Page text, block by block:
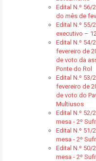
Edital N.º 56/
do mês de
Edital N.º 55/
executivo –
Edital N.º 54/
fevereiro de
de voto da
Ponte do Rol
Edital N.º 53/
fevereiro de
de voto do
Multiusos
Edital N.º 52/
mesa - 2º
Edital N.º 51/
mesa - 2º
Edital N.º 50/
mesa - 2º